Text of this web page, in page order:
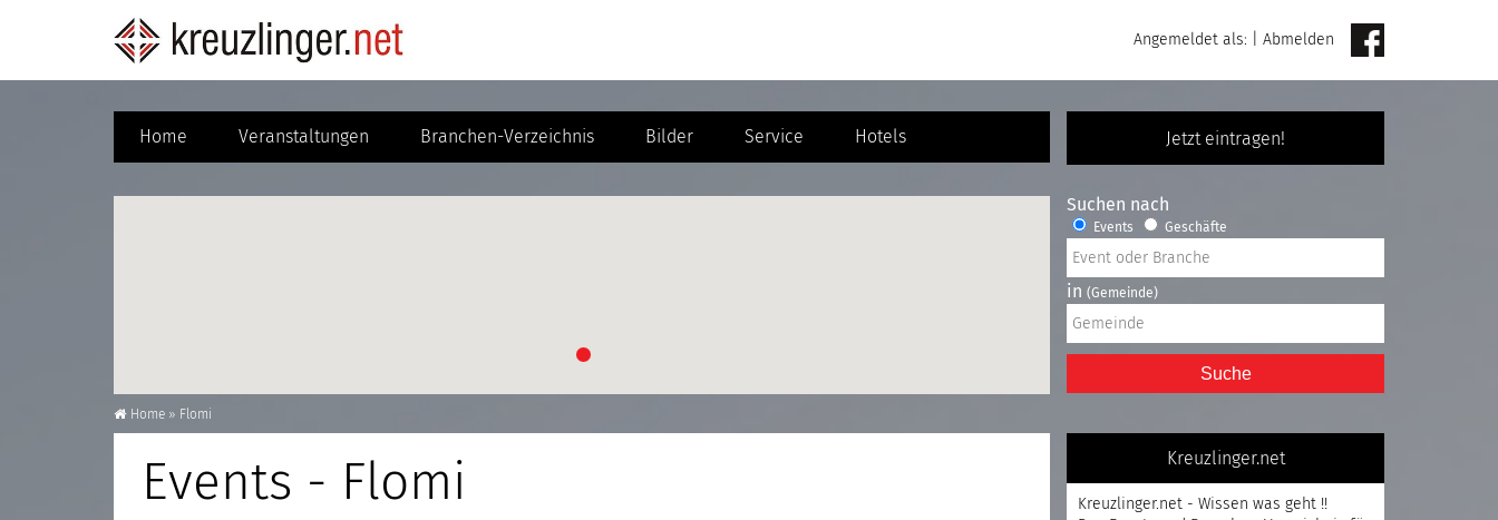
Angemeldet als: Abmelden
Jetzt eintragen!
Home Veranstaltungen Branchen-Verzeichnis Bilder Service Hotels
Home » Flomi
Events - Flomi
Suchen nach
Events Geschäfte
in (Gemeinde)
Suche
Kreuzlinger.net
Kreuzlinger.net - Wissen was geht !!